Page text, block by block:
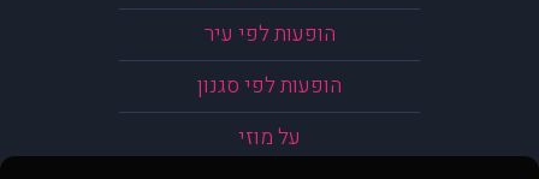
הופעות לפי עיר
הופעות לפי סגנון
על מוזי